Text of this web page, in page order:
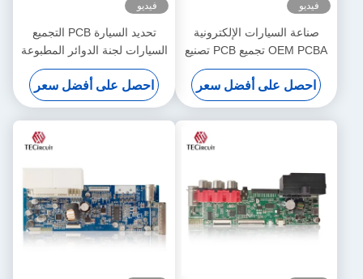
فيديو
صناعة السيارات الإلكترونية
OEM PCBA تجميع PCB تصنيع
السيارات حلول PCBA
احصل على أفضل سعر
فيديو
تحديد السيارة PCB التجميع
السيارات لجنة الدوائر المطبوعة
PCBA متعددة الطبقات
احصل على أفضل سعر